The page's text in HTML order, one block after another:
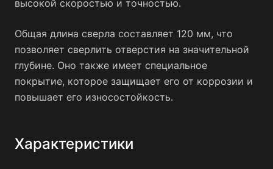
высокой скоростью и точностью.
Общая длина сверла составляет 120 мм, что
позволяет сверлить отверстия на значительной
глубине. Оно также имеет специальное
покрытие, которое защищает его от коррозии и
повышает его износостойкость.
Характеристики